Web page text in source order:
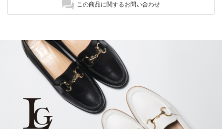
この商品に関するお問い合わせ